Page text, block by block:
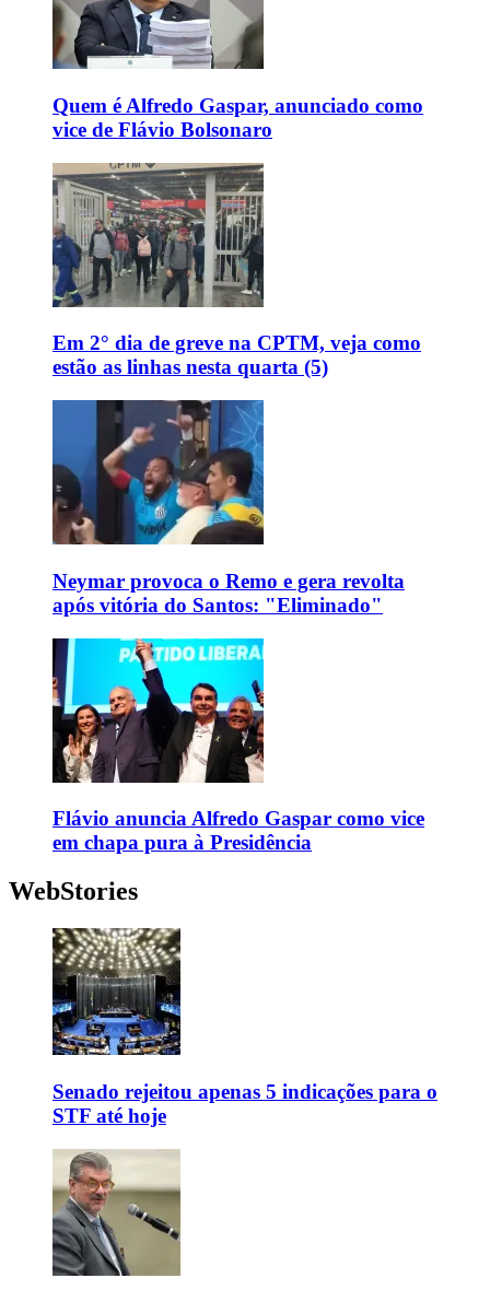
Quem é Alfredo Gaspar, anunciado como
vice de Flávio Bolsonaro
Em 2° dia de greve na CPTM, veja como
estão as linhas nesta quarta (5)
Neymar provoca o Remo e gera revolta
após vitória do Santos: "Eliminado"
Flávio anuncia Alfredo Gaspar como vice
em chapa pura à Presidência
WebStories
Senado rejeitou apenas 5 indicações para o
STF até hoje